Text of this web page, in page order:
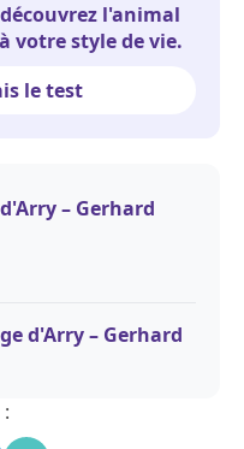
l'animal
votre style de vie.
le test
– Gerhard
d'Arry – Gerhard